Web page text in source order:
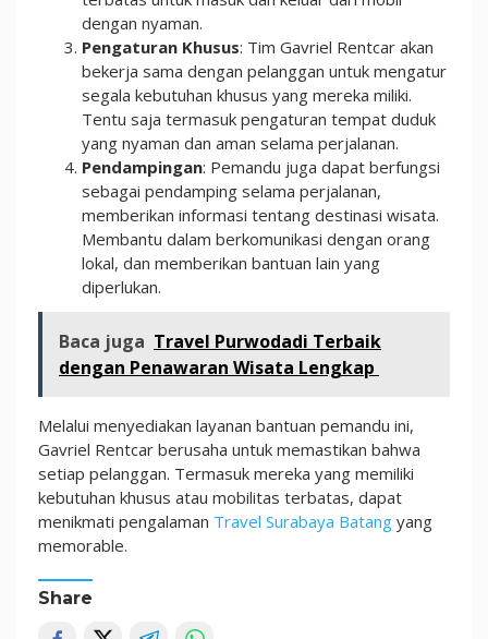
dengan nyaman.
Pengaturan Khusus: Tim Gavriel Rentcar akan
bekerja sama dengan pelanggan untuk mengatur
segala kebutuhan khusus yang mereka miliki.
Tentu saja termasuk pengaturan tempat duduk
yang nyaman dan aman selama perjalanan.
Pendampingan: Pemandu juga dapat berfungsi
sebagai pendamping selama perjalanan,
memberikan informasi tentang destinasi wisata.
Membantu dalam berkomunikasi dengan orang
lokal, dan memberikan bantuan lain yang
diperlukan.
Baca juga Travel Purwodadi Terbaik
dengan Penawaran Wisata Lengkap
Melalui menyediakan layanan bantuan pemandu ini,
Gavriel Rentcar berusaha untuk memastikan bahwa
setiap pelanggan. Termasuk mereka yang memiliki
kebutuhan khusus atau mobilitas terbatas, dapat
menikmati pengalaman Travel Surabaya Batang yang
memorable.
Share